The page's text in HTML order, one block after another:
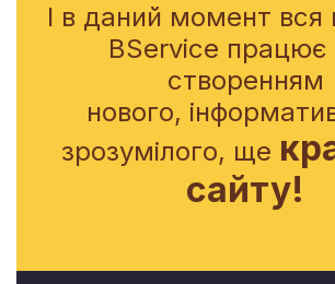
І в даний момент вся
BService працює
створенням
нового,
зрозумілого, ще
сайту!